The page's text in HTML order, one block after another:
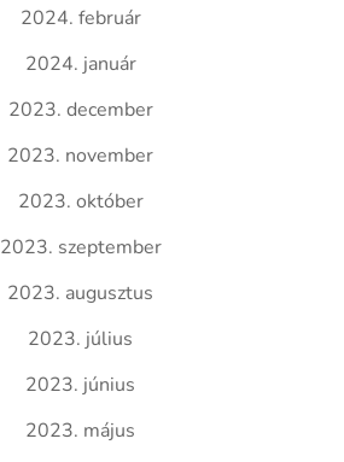
2024. február
2024. január
2023. december
2023. november
2023. október
2023. szeptember
2023. augusztus
2023. július
2023. június
2023. május